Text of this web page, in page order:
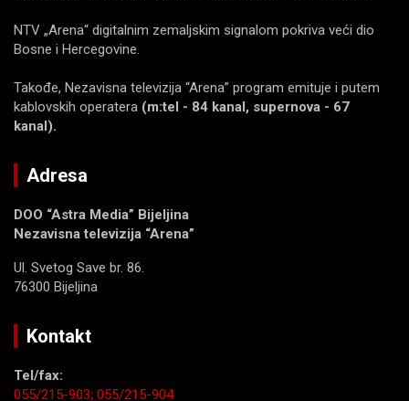
NTV „Arena“ digitalnim zemaljskim signalom pokriva veći dio
Bosne i Hercegovine.
Takođe, Nezavisna televizija “Arena” program emituje i putem
kablovskih operatera (m:tel - 84 kanal, supernova - 67
kanal).
Adresa
DOO “Astra Media” Bijeljina
Nezavisna televizija “Arena”
Ul. Svetog Save br. 86.
76300 Bijeljina
Kontakt
Tel/fax:
055/215-903; 055/215-904